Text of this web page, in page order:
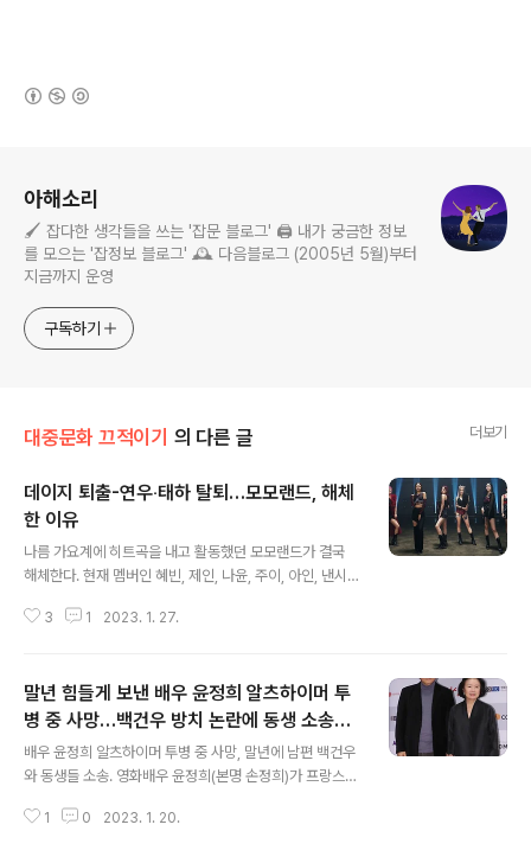
아해소리
🖌️ 잡다한 생각들을 쓰는 '잡문 블로그' 🖨️ 내가 궁금한 정보
를 모으는 '잡정보 블로그' 🕰️ 다음블로그 (2005년 5월)부터
지금까지 운영
구독하기
대중문화 끄적이기 의 다른 글 더보기
데이지 퇴출-연우‧태하 탈퇴…모모랜드, 해체
한 이유
나름 가요계에 히트곡을 내고 활동했던 모모랜드가 결국
해체한다. 현재 멤버인 혜빈, 제인, 나윤, 주이, 아인, 낸시가
다. 데뷔 초반, 낸시, 연우의 외모와 주이의 끼로 단숨에 대
보면 이번에 전속계약 해지와 사실상 해체는 이미 예견되
어 있긴 했다. ‘마약 투약’ 한서희, 항소심에서도 실형 선
고…‘보복 협박’ YG 양현석과 다른 길.마약 투약 혐의로 재
판에 넘겨진 연습생 출신 한서희가 항소심에서도 1심처럼
징역 6개월을 선고 받았다. 그러나 한서희가 협박을 받았
다고 주장해 재판을 받았던 양현석은 앞서 1심에서 무죄w
3 1 2023. 1. 27.
말년 힘들게 보낸 배우 윤정희 알츠하이머 투
병 중 사망…백건우 방치 논란에 동생 소송까
지.
배우 윤정희 알츠하이머 투병 중 사망, 말년에 남편 백건우
와 동생들 소송. 영화배우 윤정희(본명 손정희)가 프랑스에
배우였고, 국민들의 사랑을 받았던 배우지만, 말년은 그렇
1 0 2023. 1. 20.